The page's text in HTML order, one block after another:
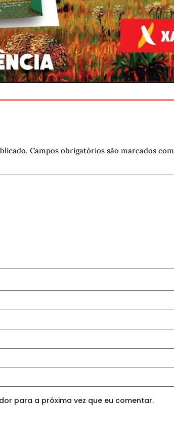
Campos obrigatórios são marcados com
para a próxima vez que eu comentar.